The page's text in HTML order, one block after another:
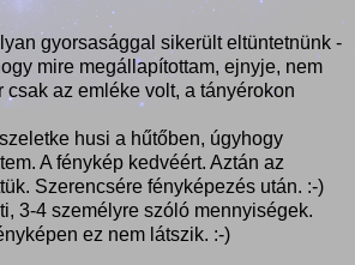
gyorsasággal sikerült eltüntetnünk -
mire megállapítottam, ejnyje, nem
csak az emléke volt, a tányérokon
husi a hűtőben, úgyhogy
A fénykép kedvéért. Aztán az
Szerencsére fényképezés után. :-)
3-4 személyre szóló mennyiségek.
ez nem látszik. :-)